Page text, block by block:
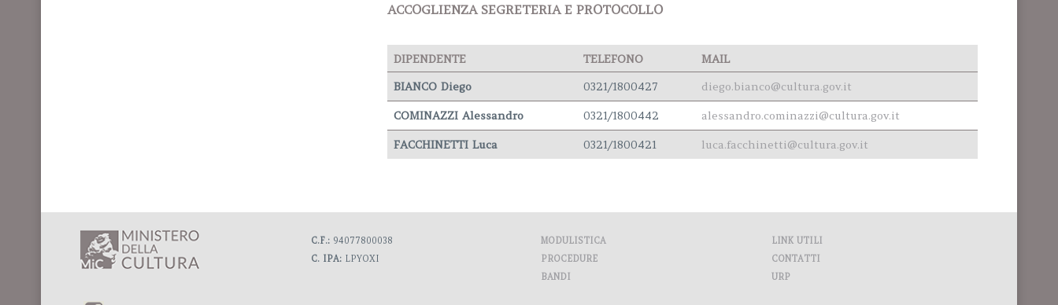
ACCOGLIENZA SEGRETERIA E PROTOCOLLO
DIPENDENTE TELEFONO
MAIL
BIANCO Diego
0321/1800427 diego.bianco@cultura.gov.it
COMINAZZI Alessandro 0321/1800442 alessandro.cominazzi@cultura.gov.it
FACCHINETTI Luca 0321/1800421 luca.facchinetti@cultura.gov.it
C.F.:94077800038
C. IPA:LPYOXI
MODULISTICA
PROCEDURE
BANDI
LINK UTILI
CONTATTI
URP